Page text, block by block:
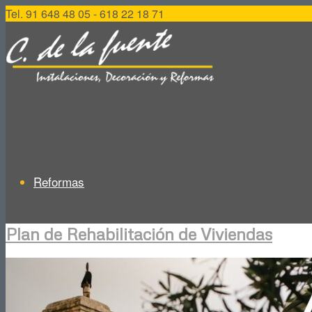
Tel. 91 648 48 05 - 618 22 18 71
Reformas
Reformas de Viviendas
Plan de Rehabilitación de Viviendas